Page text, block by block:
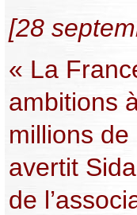
[28
« La
ambitions
millions
avertit
de